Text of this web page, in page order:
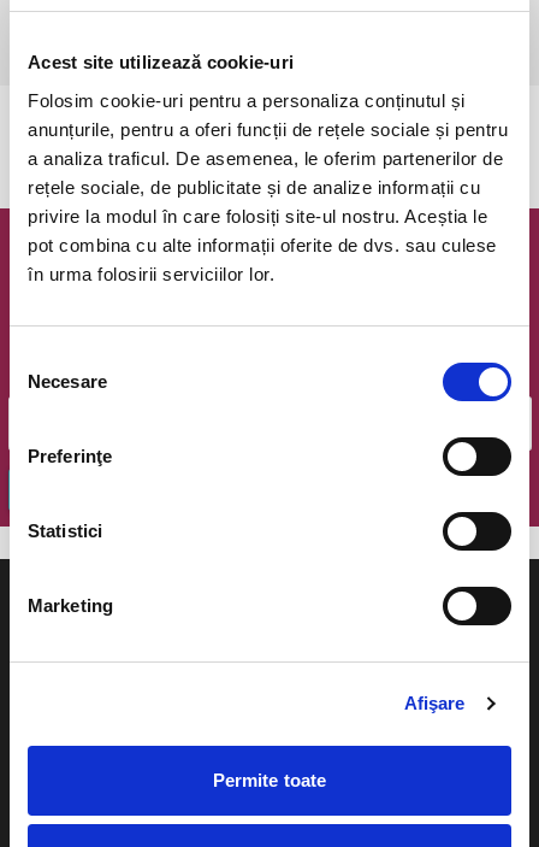
Acest site utilizează cookie-uri
Folosim cookie-uri pentru a personaliza conținutul și
anunțurile, pentru a oferi funcții de rețele sociale și pentru
a analiza traficul. De asemenea, le oferim partenerilor de
rețele sociale, de publicitate și de analize informații cu
privire la modul în care folosiți site-ul nostru. Aceștia le
pot combina cu alte informații oferite de dvs. sau culese
în urma folosirii serviciilor lor.
consimțământului
Necesare
Preferinţe
Statistici
Marketing
Afişare
Permite toate
ora 12:00. Dupa aceasta ora/data, nici o comanda de bilete plasata
Evenimentul a expirat.
Newsletter @ Bilete.ro
Oferte exclusive si o editie saptamanala cu cele mai noi
Email
Cum comand bilete?
Plata online sau cash
festivaluri